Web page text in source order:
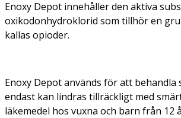
Enoxy Depot innehåller den aktiva
oxikodonhydroklorid som tillhör en
kallas opioder.
Enoxy Depot används för att behandla
endast kan lindras tillräckligt med
läkemedel hos vuxna och barn från 12